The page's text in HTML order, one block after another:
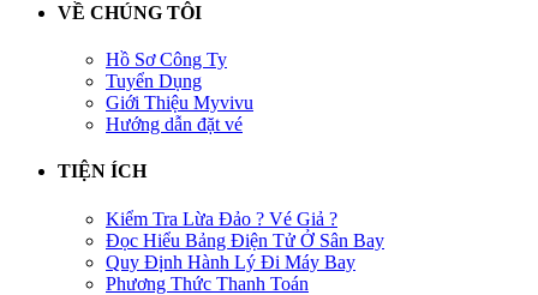
VỀ CHÚNG TÔI
Hồ Sơ Công Ty
Tuyển Dụng
Giới Thiệu Myvivu
Hướng dẫn đặt vé
TIỆN ÍCH
Kiểm Tra Lừa Đảo ? Vé Giả ?
Đọc Hiểu Bảng Điện Tử Ở Sân Bay
Quy Định Hành Lý Đi Máy Bay
Phương Thức Thanh Toán